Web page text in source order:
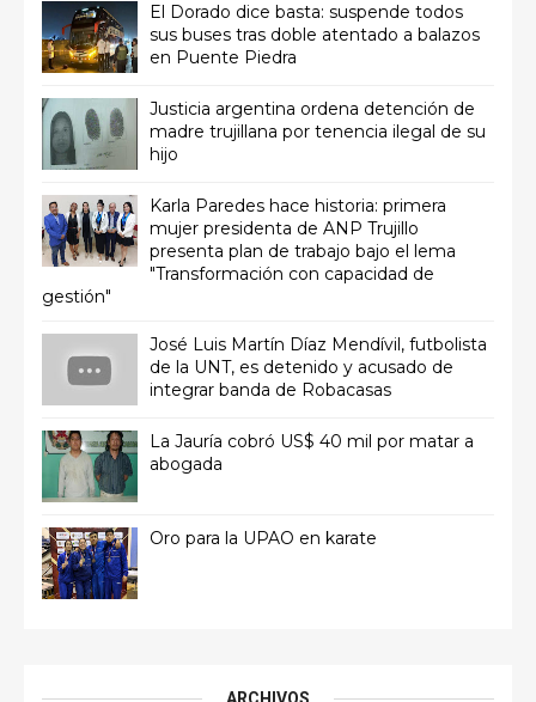
El Dorado dice basta: suspende todos
sus buses tras doble atentado a balazos
en Puente Piedra
Justicia argentina ordena detención de
madre trujillana por tenencia ilegal de su
hijo
Karla Paredes hace historia: primera
mujer presidenta de ANP Trujillo
presenta plan de trabajo bajo el lema
"Transformación con capacidad de
gestión"
José Luis Martín Díaz Mendívil, futbolista
de la UNT, es detenido y acusado de
integrar banda de Robacasas
La Jauría cobró US$ 40 mil por matar a
abogada
Oro para la UPAO en karate